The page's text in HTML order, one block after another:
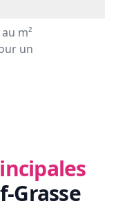
m²
un
Grasse